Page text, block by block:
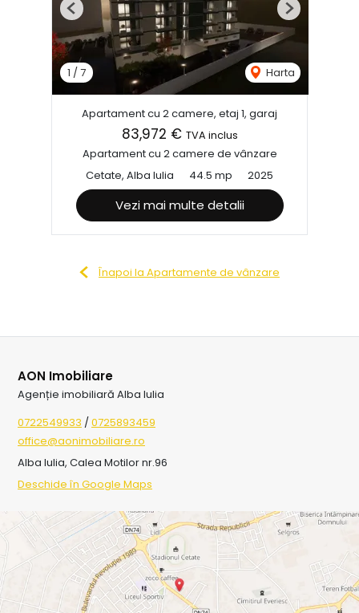
1 /7 Harta
Previous Next
Apartament cu 2 camere, etaj 1, garaj
83,972 € TVA inclus
Apartament cu 2 camere de vânzare
Cetate, Alba Iulia
44.5 mp 2025
Vezi mai multe detalii
Înapoi la Apartamente de vânzare
AON Imobiliare
Agenție imobiliară Alba Iulia
0722549933 /0725893459
office@aonimobiliare.ro
Alba Iulia, Calea Motilor nr.96
Deschide în Google Maps